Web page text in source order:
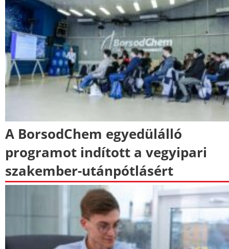
A BorsodChem egyedülálló
programot indított a vegyipari
szakember-utánpótlásért